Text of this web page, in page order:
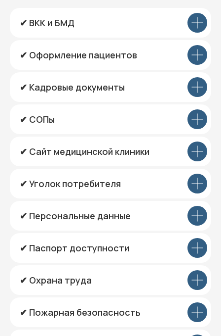
✔ ВКК и БМД
✔ Оформление пациентов
✔ Кадровые документы
✔ СОПы
✔ Сайт медицинской клиники
✔ Уголок потребителя
✔ Персональные данные
✔ Паспорт доступности
✔ Охрана труда
✔ Пожарная безопасность